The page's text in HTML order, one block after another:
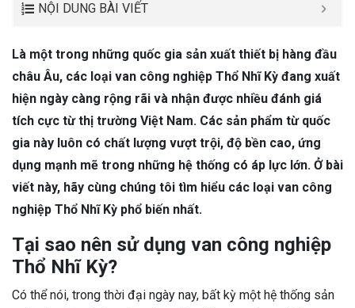
NỘI DUNG BÀI VIẾT
Là một trong những quốc gia sản xuất thiết bị hàng đầu
châu Âu, các loại van công nghiệp Thổ Nhĩ Kỳ đang xuất
hiện ngày càng rộng rãi và nhận được nhiều đánh giá
tích cực từ thị trường Việt Nam. Các sản phẩm từ quốc
gia này luôn có chất lượng vượt trội, độ bền cao, ứng
dụng mạnh mẽ trong những hệ thống có áp lực lớn. Ở bài
viết này, hãy cùng chúng tôi tìm hiểu các loại van công
nghiệp Thổ Nhĩ Kỳ phổ biến nhất.
Tại sao nên sử dụng van công nghiệp
Thổ Nhĩ Kỳ?
Có thể nói, trong thời đại ngày nay, bất kỳ một hệ thống sản